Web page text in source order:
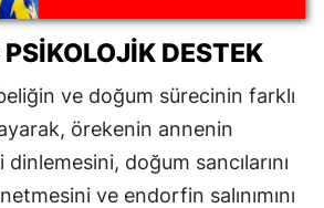
DESTEK
ve doğum sürecinin farklı
örekenin annenin
doğum sancılarını
ve endorfin salınımını